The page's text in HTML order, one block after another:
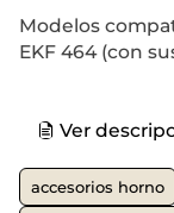
Modelos
EKF 464 (con
Ver
accesorios horno